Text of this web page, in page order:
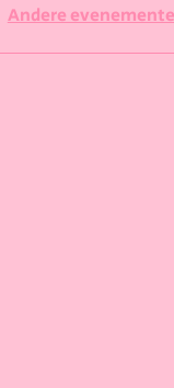
Andere